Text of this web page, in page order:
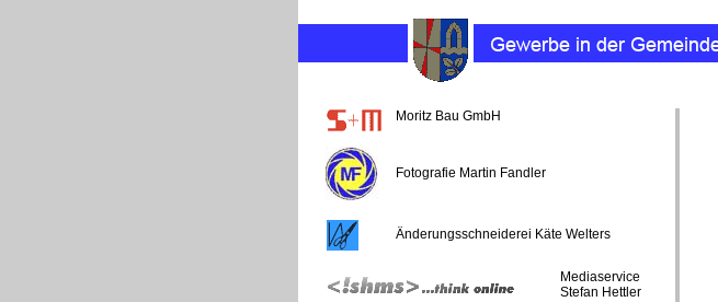
Moritz Bau GmbH
Fotografie Martin Fandler
Änderungsschneiderei Käte Welters
Mediaservice
Stefan Hettler